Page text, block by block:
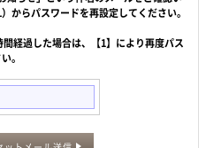
からパスワードを再設定してください。
経過した場合は、【1】により再度パス
。